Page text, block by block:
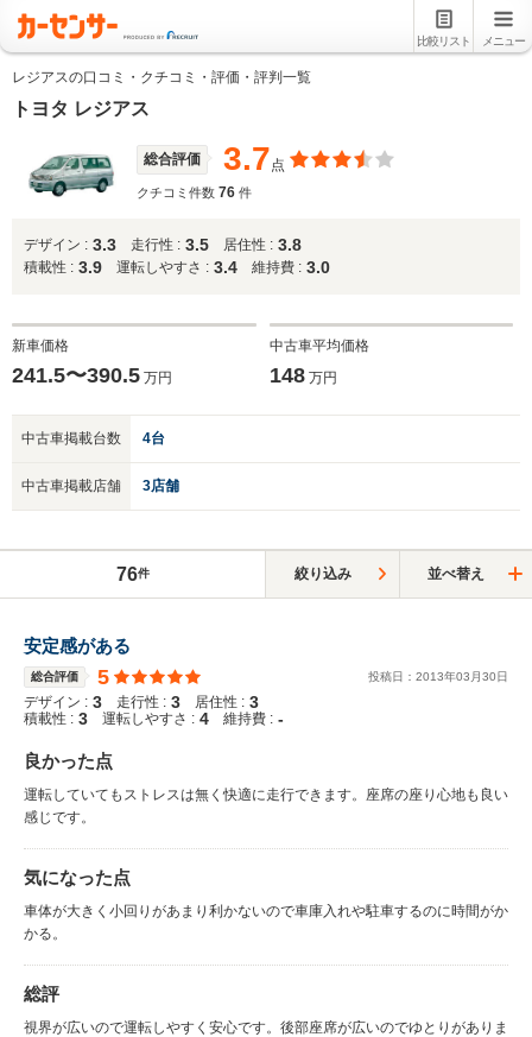
比較リスト メニュー
レジアスの口コミ・クチコミ・評価・評判一覧
トヨタ レジアス
総合評価 3.7点
クチコミ件数 76 件
デザイン : 3.3 走行性 : 3.5 居住性 : 3.8
積載性 : 3.9 運転しやすさ : 3.4 維持費 : 3.0
新車価格
241.5〜390.5 万円
中古車平均価格
148万円
中古車掲載台数 4台
中古車掲載店舗 3店舗
76件 絞り込み 並べ替え
安定感がある
総合評価 5 投稿日： 2013年03 月30日
デザイン : 3 走行性 : 3 居住性 : 3
積載性 : 3 運転しやすさ : 4 維持費 : -
良かった点
運転していてもストレスは無く快適に走行できます。座席の座り心地も良い
感じです。
気になった点
車体が大きく小回りがあまり利かないので車庫入れや駐車するのに時間がか
かる。
総評
視界が広いので運転しやすく安心です。後部座席が広いのでゆとりがありま